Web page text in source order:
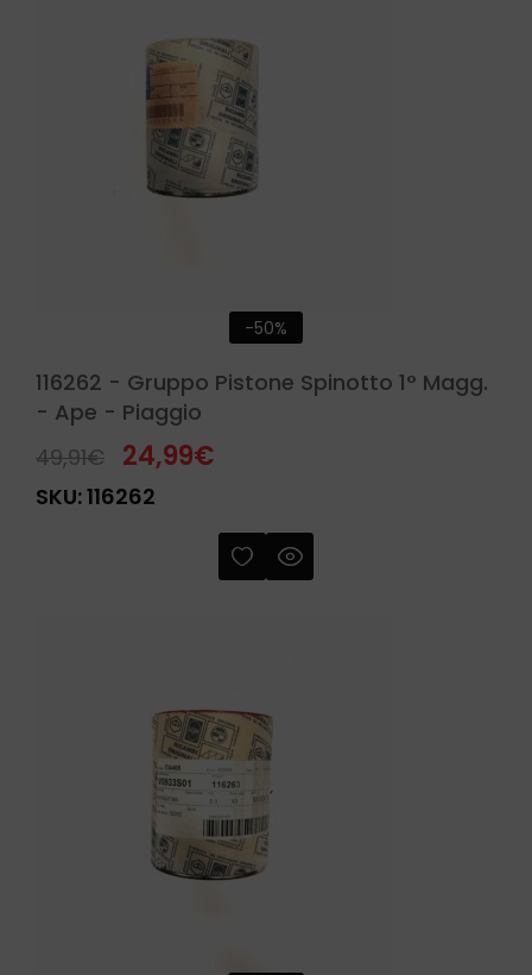
-50%
116262 - Gruppo Pistone Spinotto 1° Magg.
- Ape - Piaggio
49,91€ 24,99€
SKU:116262